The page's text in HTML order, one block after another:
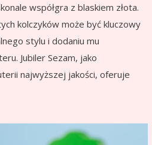
współgra z blaskiem złota.
kolczyków może być kluczowy
stylu i dodaniu mu
Jubiler Sezam, jako
najwyższej jakości, oferuje